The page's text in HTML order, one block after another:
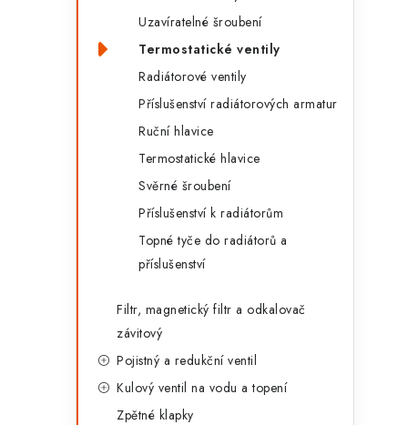
Uzavíratelné šroubení
Termostatické ventily
Radiátorové ventily
Příslušenství radiátorových armatur
Ruční hlavice
Termostatické hlavice
Svěrné šroubení
Příslušenství k radiátorům
Topné tyče do radiátorů a
příslušenství
Filtr, magnetický filtr a odkalovač
závitový
Pojistný a redukční ventil
Kulový ventil na vodu a topení
Zpětné klapky